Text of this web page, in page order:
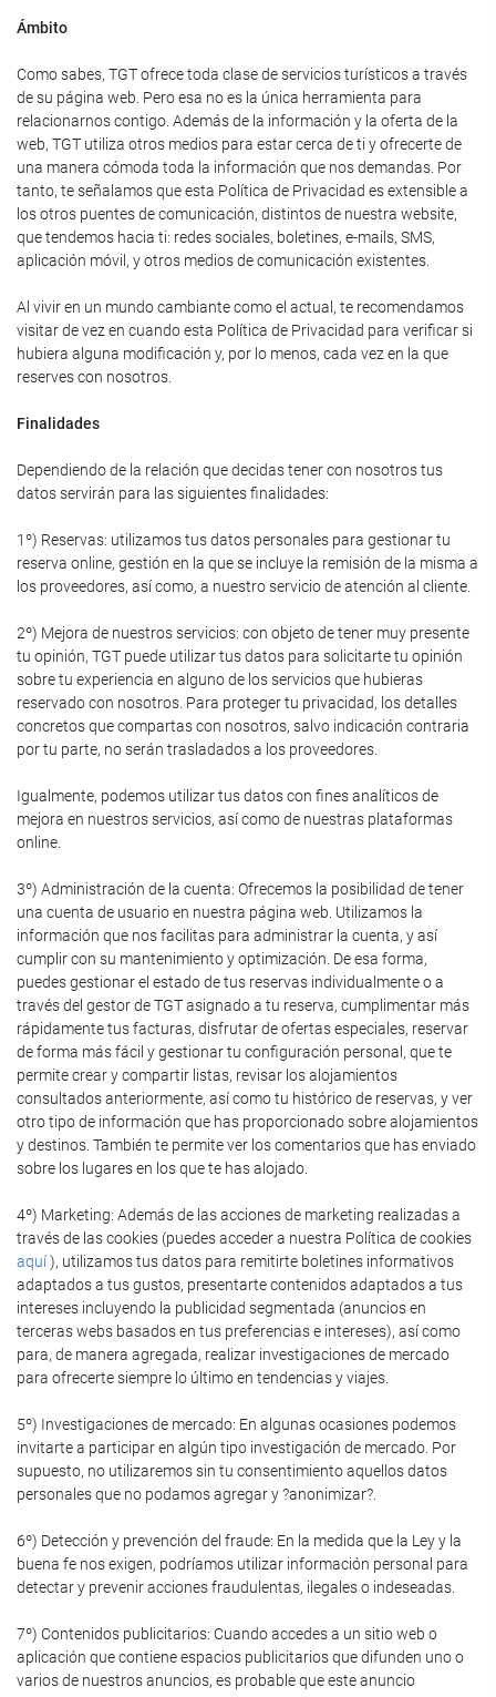
Ámbito
Como sabes, TGT ofrece toda clase de servicios turísticos a través
de su página web. Pero esa no es la única herramienta para
relacionarnos contigo. Además de la información y la oferta de la
web, TGT utiliza otros medios para estar cerca de ti y ofrecerte de
una manera cómoda toda la información que nos demandas. Por
tanto, te señalamos que esta Política de Privacidad es extensible a
los otros puentes de comunicación, distintos de nuestra website,
que tendemos hacia ti: redes sociales, boletines, e-mails, SMS,
aplicación móvil, y otros medios de comunicación existentes.
Al vivir en un mundo cambiante como el actual, te recomendamos
visitar de vez en cuando esta Política de Privacidad para verificar si
hubiera alguna modificación y, por lo menos, cada vez en la que
reserves con nosotros.
Finalidades
Dependiendo de la relación que decidas tener con nosotros tus
datos servirán para las siguientes finalidades:
1º) Reservas: utilizamos tus datos personales para gestionar tu
reserva online, gestión en la que se incluye la remisión de la misma a
los proveedores, así como, a nuestro servicio de atención al cliente.
2º) Mejora de nuestros servicios: con objeto de tener muy presente
tu opinión, TGT puede utilizar tus datos para solicitarte tu opinión
sobre tu experiencia en alguno de los servicios que hubieras
reservado con nosotros. Para proteger tu privacidad, los detalles
concretos que compartas con nosotros, salvo indicación contraria
por tu parte, no serán trasladados a los proveedores.
Igualmente, podemos utilizar tus datos con fines analíticos de
mejora en nuestros servicios, así como de nuestras plataformas
online.
3º) Administración de la cuenta: Ofrecemos la posibilidad de tener
una cuenta de usuario en nuestra página web. Utilizamos la
información que nos facilitas para administrar la cuenta, y así
cumplir con su mantenimiento y optimización. De esa forma,
puedes gestionar el estado de tus reservas individualmente o a
través del gestor de TGT asignado a tu reserva, cumplimentar más
rápidamente tus facturas, disfrutar de ofertas especiales, reservar
de forma más fácil y gestionar tu configuración personal, que te
permite crear y compartir listas, revisar los alojamientos
consultados anteriormente, así como tu histórico de reservas, y ver
otro tipo de información que has proporcionado sobre alojamientos
y destinos. También te permite ver los comentarios que has enviado
sobre los lugares en los que te has alojado.
4º) Marketing: Además de las acciones de marketing realizadas a
través de las cookies (puedes acceder a nuestra Política de cookies
aquí), utilizamos tus datos para remitirte boletines informativos
adaptados a tus gustos, presentarte contenidos adaptados a tus
intereses incluyendo la publicidad segmentada (anuncios en
terceras webs basados en tus preferencias e intereses), así como
para, de manera agregada, realizar investigaciones de mercado
para ofrecerte siempre lo último en tendencias y viajes.
5º) Investigaciones de mercado: En algunas ocasiones podemos
invitarte a participar en algún tipo investigación de mercado. Por
supuesto, no utilizaremos sin tu consentimiento aquellos datos
personales que no podamos agregar y ?anonimizar?.
6º) Detección y prevención del fraude: En la medida que la Ley y la
buena fe nos exigen, podríamos utilizar información personal para
detectar y prevenir acciones fraudulentas, ilegales o indeseadas.
7º) Contenidos publicitarios: Cuando accedes a un sitio web o
aplicación que contiene espacios publicitarios que difunden uno o
varios de nuestros anuncios, es probable que este anuncio